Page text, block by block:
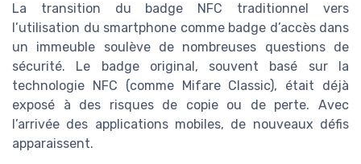
La transition du badge NFC traditionnel vers
l’utilisation du smartphone comme badge d’accès dans
un immeuble soulève de nombreuses questions de
sécurité. Le badge original, souvent basé sur la
technologie NFC (comme Mifare Classic), était déjà
exposé à des risques de copie ou de perte. Avec
l’arrivée des applications mobiles, de nouveaux défis
apparaissent.